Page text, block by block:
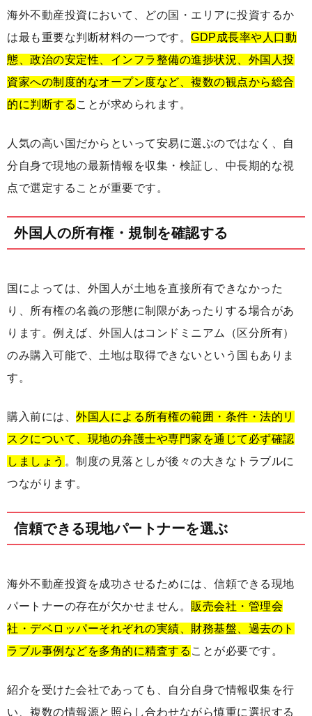
海外不動産投資において、どの国・エリアに投資するか
は最も重要な判断材料の一つです。 GDP成長率や人口動
態、政治の安定性、インフラ整備の進捗状況、外国人投
資家への制度的なオープン度など、複数の観点から総合
的に判断する ことが求められます。
人気の高い国だからといって安易に選ぶのではなく、自
分自身で現地の最新情報を収集・検証し、中長期的な視
点で選定することが重要です。
外国人の所有権・規制を確認する
国によっては、外国人が土地を直接所有できなかった
り、所有権の名義の形態に制限があったりする場合があ
ります。例えば、外国人はコンドミニアム（区分所有）
のみ購入可能で、土地は取得できないという国もありま
す。
購入前には、 外国人による所有権の範囲・条件・法的リ
スクについて、現地の弁護士や専門家を通じて必ず確認
しましょう 。制度の見落としが後々の大きなトラブルに
つながります。
信頼できる現地パートナーを選ぶ
海外不動産投資を成功させるためには、信頼できる現地
パートナーの存在が欠かせません。 販売会社・管理会
社・デベロッパーそれぞれの実績、財務基盤、過去のト
ラブル事例などを多角的に精査する ことが必要です。
紹介を受けた会社であっても、自分自身で情報収集を行
い、複数の情報源と照らし合わせながら慎重に選択する